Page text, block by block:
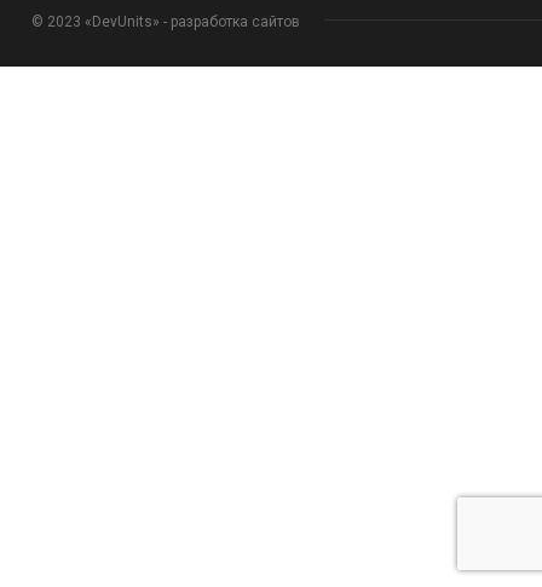
© 2023 «DevUnits» - разработка сайтов